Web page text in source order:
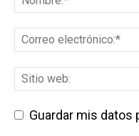
Guardar mis datos